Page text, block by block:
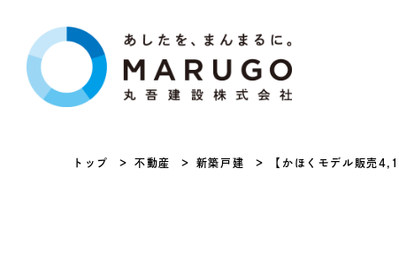
トップ 不動産 新築戸建 【かほくモデル販売